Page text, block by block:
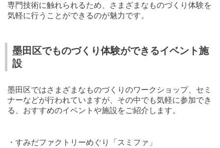
専門技術に触れられるため、さまざまなものづくり体験を
気軽に行うことができるのが魅力です。
墨田区でものづくり体験ができるイベント施
設
墨田区ではさまざまなものづくりのワークショップ、セミ
ナーなどが行われていますが、その中でも気軽に参加でき
る、おすすめのイベントや施設をご紹介します。
・すみだファクトリーめぐり「スミファ」